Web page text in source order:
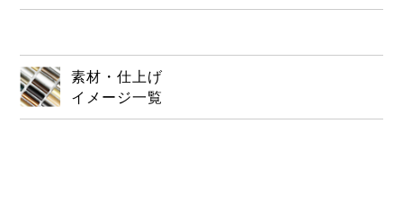
素材・仕上げ
イメージ一覧